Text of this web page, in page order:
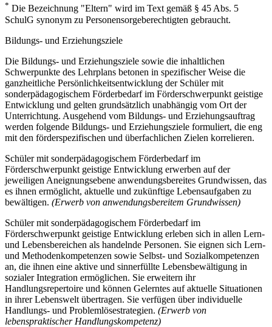
* Die Bezeichnung "Eltern" wird im Text gemäß § 45 Abs. 5
SchulG synonym zu Personensorgeberechtigten gebraucht.
Bildungs- und Erziehungsziele
Die Bildungs- und Erziehungsziele sowie die inhaltlichen
Schwerpunkte des Lehrplans betonen in spezifischer Weise die
ganzheitliche Persönlichkeitsentwicklung der Schüler mit
sonderpädagogischem Förderbedarf im Förderschwerpunkt geistige
Entwicklung und gelten grundsätzlich unabhängig vom Ort der
Unterrichtung. Ausgehend vom Bildungs- und Erziehungsauftrag
werden folgende Bildungs- und Erziehungsziele formuliert, die eng
mit den förderspezifischen und überfachlichen Zielen korrelieren.
Schüler mit sonderpädagogischem Förderbedarf im
Förderschwerpunkt geistige Entwicklung erwerben auf der
jeweiligen Aneignungsebene anwendungsbereites Grundwissen, das
es ihnen ermöglicht, aktuelle und zukünftige Lebensaufgaben zu
bewältigen. (Erwerb von anwendungsbereitem Grundwissen)
Schüler mit sonderpädagogischem Förderbedarf im
Förderschwerpunkt geistige Entwicklung erleben sich in allen Lern-
und Lebensbereichen als handelnde Personen. Sie eignen sich Lern-
und Methodenkompetenzen sowie Selbst- und Sozialkompetenzen
an, die ihnen eine aktive und sinnerfüllte Lebensbewältigung in
sozialer Integration ermöglichen. Sie erweitern ihr
Handlungsrepertoire und können Gelerntes auf aktuelle Situationen
in ihrer Lebenswelt übertragen. Sie verfügen über individuelle
Handlungs- und Problemlösestrategien. (Erwerb von
lebenspraktischer Handlungskompetenz)